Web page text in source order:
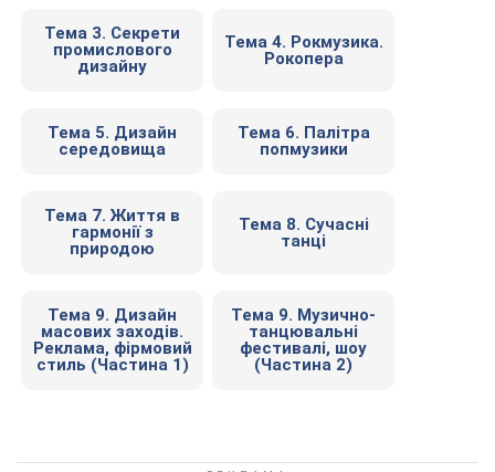
Тема 3. Секрети
промислового
дизайну
Тема 4. Рокмузика.
Рокопера
Тема 5. Дизайн
середовища
Тема 6. Палітра
попмузики
Тема 7. Життя в
гармонії з
природою
Тема 8. Сучасні
танці
Тема 9. Дизайн
масових заходів.
Реклама, фірмовий
стиль (Частина 1)
Тема 9. Музично-
танцювальні
фестивалі, шоу
(Частина 2)